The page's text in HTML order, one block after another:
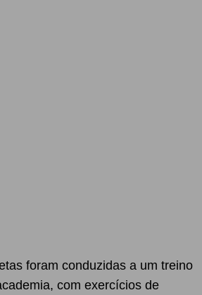
foram conduzidas a um treino
com exercícios de